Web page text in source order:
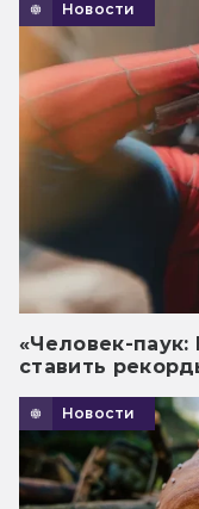
Новости
«Человек-
ставить
Новости